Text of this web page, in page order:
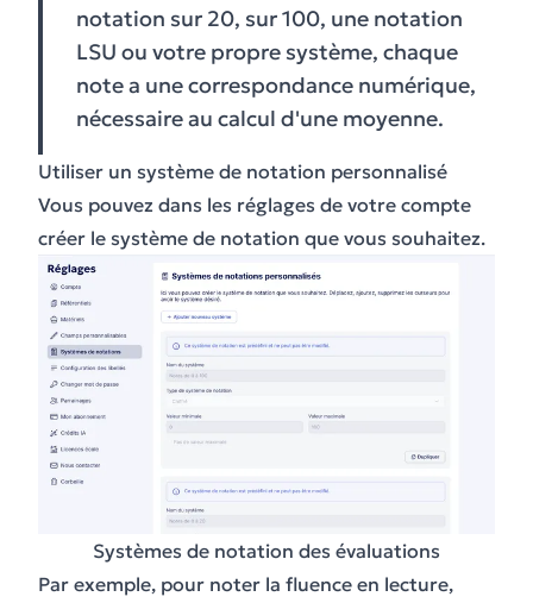
notation sur 20, sur 100, une notation
LSU ou votre propre système, chaque
note a une correspondance numérique,
nécessaire au calcul d'une moyenne.
Utiliser un système de notation personnalisé
Vous pouvez dans les réglages de votre compte
créer le système de notation que vous souhaitez.
Systèmes de notation des évaluations
Par exemple, pour noter la fluence en lecture,